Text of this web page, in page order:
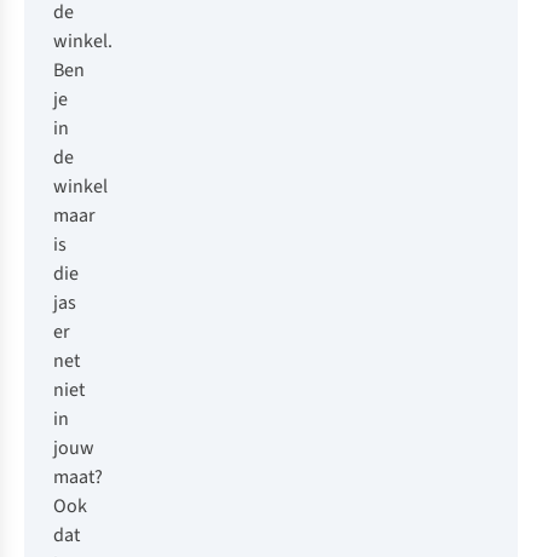
de
winkel.
Ben
je
in
de
winkel
maar
is
die
jas
er
net
niet
in
jouw
maat?
Ook
dat